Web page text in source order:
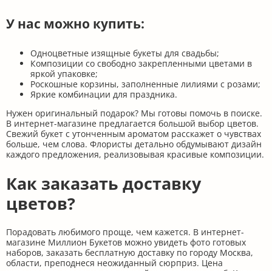
У нас можно купить:
Одноцветные изящные букеты для свадьбы;
Композиции со свободно закрепленными цветами в
яркой упаковке;
Роскошные корзины, заполненные лилиями с розами;
Яркие комбинации для праздника.
Нужен оригинальный подарок? Мы готовы помочь в поиске.
В интернет-магазине предлагается большой выбор цветов.
Свежий букет с утонченным ароматом расскажет о чувствах
больше, чем слова. Флористы детально обдумывают дизайн
каждого предложения, реализовывая красивые композиции.
Как заказать доставку
цветов?
Порадовать любимого проще, чем кажется. В интернет-
магазине Миллион Букетов можно увидеть фото готовых
наборов, заказать бесплатную доставку по городу Москва,
области, преподнеся неожиданный сюрприз. Цена